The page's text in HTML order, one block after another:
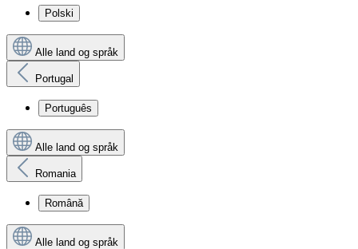
Polski
Alle land og språk
Portugal
Português
Alle land og språk
Romania
Română
Alle land og språk